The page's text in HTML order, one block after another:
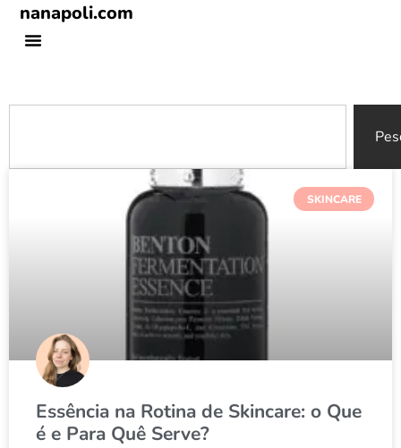
nanapoli.com
SKINCARE
Essência na Rotina de Skincare: o Que
é e Para Quê Serve?